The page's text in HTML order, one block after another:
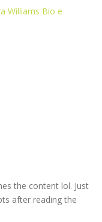
Williams Bio e
the content lol. Just
after reading the